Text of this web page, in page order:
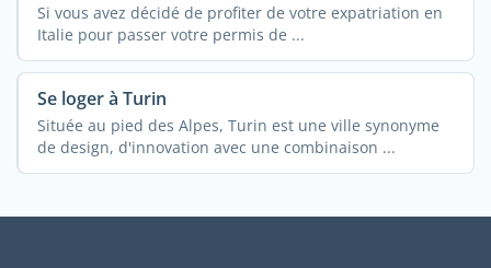
Si vous avez décidé de profiter de votre expatriation en
Italie pour passer votre permis de ...
Se loger à Turin
Située au pied des Alpes, Turin est une ville synonyme
de design, d'innovation avec une combinaison ...